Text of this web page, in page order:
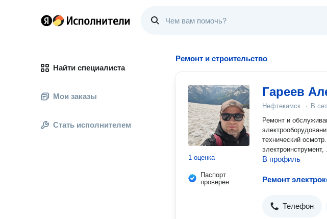
Найти специалиста
Мои заказы
Стать исполнителем
Ремонт и строительство
1 оценка
Паспорт
проверен
Гареев
Нефтекамск · В
Ремонт и
электрооборудования. Монтаж демонтаж,
технический осмотр. Газовые котлы, бойлеры, водонагреватели,
электроинструмент,
В профиль
Ремонт
Телефон